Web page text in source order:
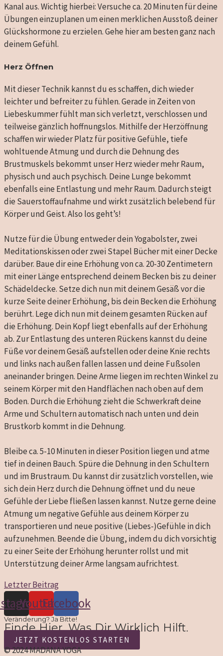
Kanal aus. Wichtig hierbei: Versuche ca. 20 Minuten für deine
Übungen einzuplanen um einen merklichen Ausstoß deiner
Glückshormone zu erzielen. Gehe hier am besten ganz nach
deinem Gefühl.
Herz Öffnen
Mit dieser Technik kannst du es schaffen, dich wieder
leichter und befreiter zu fühlen. Gerade in Zeiten von
Liebeskummer fühlt man sich verletzt, verschlossen und
teilweise gänzlich hoffnungslos. Mithilfe der Herzöffnung
schaffen wir wieder Platz für positive Gefühle, tiefe
wohltuende Atmung und durch die Dehnung des
Brustmuskels bekommt unser Herz wieder mehr Raum,
physisch und auch psychisch. Deine Lunge bekommt
ebenfalls eine Entlastung und mehr Raum. Dadurch steigt
die Sauerstoffaufnahme und wirkt zusätzlich belebend für
Körper und Geist. Also los geht’s!
Nutze für die Übung entweder dein Yogabolster, zwei
Meditationskissen oder zwei Stapel Bücher mit einer Decke
darüber. Baue dir eine Erhöhung von ca. 20-30 Zentimetern
mit einer Länge entsprechend deinem Becken bis zu deiner
Schädeldecke. Setze dich nun mit deinem Gesäß vor die
kurze Seite deiner Erhöhung, bis dein Becken die Erhöhung
berührt. Lege dich nun mit deinem gesamten Rücken auf
die Erhöhung. Dein Kopf liegt ebenfalls auf der Erhöhung
ab. Zur Entlastung des unteren Rückens kannst du deine
Füße vor deinem Gesäß aufstellen oder deine Knie rechts
und links nach außen fallen lassen und deine Fußsolen
aneinander bringen. Deine Arme liegen im rechten Winkel zu
seinem Körper mit den Handflächen nach oben auf dem
Boden. Durch die Erhöhung zieht die Schwerkraft deine
Arme und Schultern automatisch nach unten und dein
Brustkorb kommt in die Dehnung.
Bleibe ca. 5-10 Minuten in dieser Position liegen und atme
tief in deinen Bauch. Spüre die Dehnung in den Schultern
und im Brustraum. Du kannst dir zusätzlich vorstellen, wie
sich dein Herz durch die Dehnung öffnet und du neue
Gefühle der Liebe fließen lassen kannst. Nutze gerne deine
Atmung um negative Gefühle aus deinem Körper zu
transportieren und neue positive (Liebes-)Gefühle in dich
aufzunehmen. Beende die Übung, indem du dich vorsichtig
zu einer Seite der Erhöhung herunter rollst und mit
Unterstützung deiner Arme langsam aufrichtest.
Letzter Beitrag
YoutubeFacebook
Veränderung? Ja Bitte!
Finde Hier, Was Dir Wirklich Hilft.
JETZT KOSTENLOS STARTEN
© 2024 MADANA YOGA